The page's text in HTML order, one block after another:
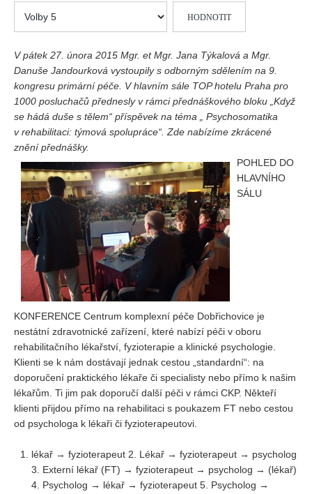
Vydání 3/ 2025
Vydání 1/ 2025
Vydání 3-4/ 2024
Vydání 1-2/ 2024
Vydání 3-4/ 2023
Vydání 1-2/ 2022
Vydání 3-4/ 2022
Vydání 3-4/ 2021
Vydání 2/ 2021
Vydání 1/ 2021
Vydání 3-4/ 2020
Vydání 3-4/ 2019
Vydání 1-2/ 2019
Vydání 4/2018
Vydání 2-3/2018
Vydání 1-2018
Vydání 3-2017
Vydání 2-2017
prosím
V pátek 27. února 2015 Mgr. et Mgr. Jana Týkalová a Mgr.
Danuše Jandourková vystoupily s odborným sdělením na 9.
kongresu primární péče. V hlavním sále TOP hotelu Praha pro
1000 posluchačů přednesly v rámci přednáškového bloku „Když
se hádá duše s tělem“ příspěvek na téma „ Psychosomatika
v rehabilitaci: týmová spolupráce“. Zde nabízíme zkrácené
znění přednášky.
POHLED DO
HLAVNÍHO
SÁLU
KONFERENCE Centrum komplexní péče Dobřichovice je
nestátní zdravotnické zařízení, které nabízí péči v oboru
rehabilitačního lékařství, fyzioterapie a klinické psychologie.
Klienti se k nám dostávají jednak cestou „standardní“: na
doporučení praktického lékaře či specialisty nebo přímo k našim
lékařům. Ti jim pak doporučí další péči v rámci CKP. Někteří
klienti přijdou přímo na rehabilitaci s poukazem FT nebo cestou
od psychologa k lékaři či fyzioterapeutovi.
lékař → fyzioterapeut 2. Lékař → fyzioterapeut → psycholog
3. Externí lékař (FT) → fyzioterapeut → psycholog → (lékař)
4. Psycholog → lékař → fyzioterapeut 5. Psycholog →